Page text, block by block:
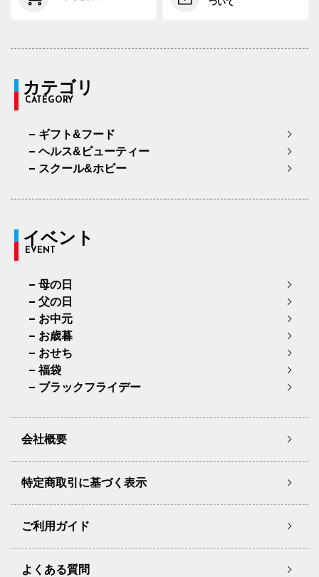
カテゴリ
CATEGORY
ギフト&フード
ヘルス&ビューティー
スクール&ホビー
イベント
EVENT
母の日
父の日
お中元
お歳暮
おせち
福袋
ブラックフライデー
会社概要
特定商取引に基づく表示
ご利用ガイド
よくある質問